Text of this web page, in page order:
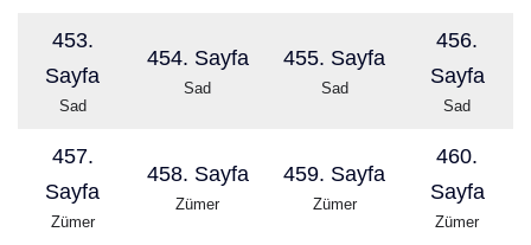
453.
Sayfa
Sad
454. Sayfa
Sad
455. Sayfa
Sad
456.
Sayfa
Sad
457.
Sayfa
Zümer
458. Sayfa
Zümer
459. Sayfa
Zümer
460.
Sayfa
Zümer